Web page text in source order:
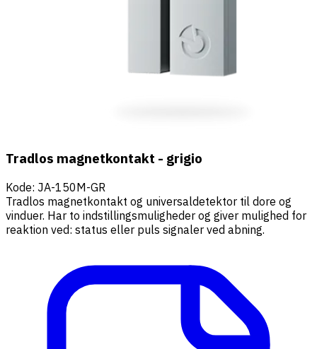
Tradlos magnetkontakt - grigio
Kode: JA-150M-GR
Tradlos magnetkontakt og universaldetektor til dore og
vinduer. Har to indstillingsmuligheder og giver mulighed for
reaktion ved: status eller puls signaler ved abning.